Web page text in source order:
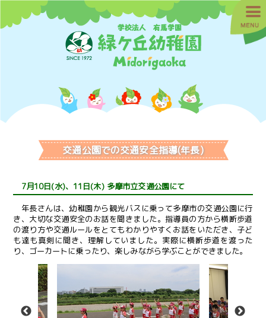
交通公園での交通安全指導(年長)
7月10日(水)、11日(木) 多摩市立交通公園にて
年長さんは、幼稚園から観光バスに乗って多摩市の交通公園に行
き、大切な交通安全のお話を聞きました。指導員の方から横断歩道
の渡り方や交通ルールをとてもわかりやすくお話をいただき、子ど
も達も真剣に聞き、理解していました。実際に横断歩道を渡った
り、ゴーカートに乗ったり、楽しみながら学ぶことができました。